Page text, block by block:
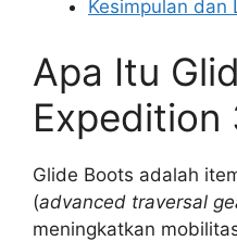
Kesimpulan dan
Apa Itu
Expedition
Glide Boots adalah
(advanced traversal
meningkatkan